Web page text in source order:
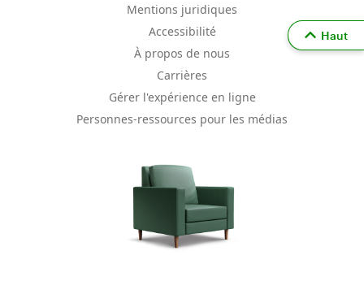
Mentions juridiques
Accessibilité
À propos de nous
Carrières
Gérer l'expérience en ligne
Personnes-ressources pour les médias
Haut